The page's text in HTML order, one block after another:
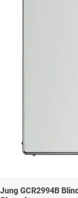
Jung GCR2994B